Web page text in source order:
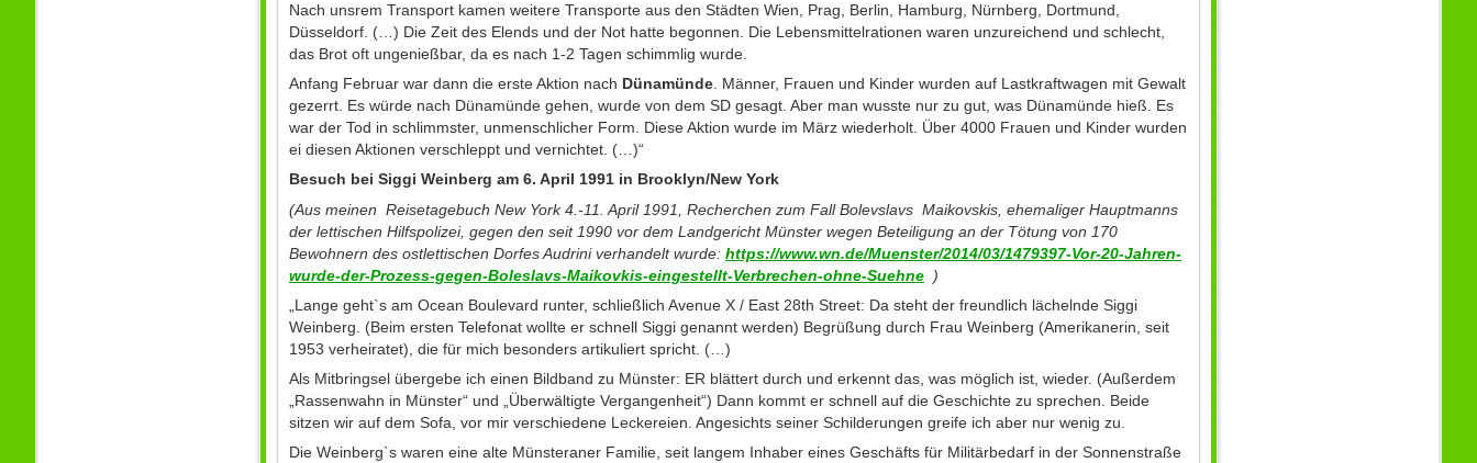
Nach unsrem Transport kamen weitere Transporte aus den Städten Wien, Prag, Berlin, Hamburg, Nürnberg, Dortmund,
Düsseldorf. (…) Die Zeit des Elends und der Not hatte begonnen. Die Lebensmittelrationen waren unzureichend und schlecht,
das Brot oft ungenießbar, da es nach 1-2 Tagen schimmlig wurde.
Anfang Februar war dann die erste Aktion nach Dünamünde. Männer, Frauen und Kinder wurden auf Lastkraftwagen mit Gewalt
gezerrt. Es würde nach Dünamünde gehen, wurde von dem SD gesagt. Aber man wusste nur zu gut, was Dünamünde hieß. Es
war der Tod in schlimmster, unmenschlicher Form. Diese Aktion wurde im März wiederholt. Über 4000 Frauen und Kinder wurden
ei diesen Aktionen verschleppt und vernichtet. (…)“
Besuch bei Siggi Weinberg am 6. April 1991 in Brooklyn/New York
(Aus meinen Reisetagebuch New York 4.-11. April 1991, Recherchen zum Fall Bolevslavs Maikovskis, ehemaliger Hauptmanns
der lettischen Hilfspolizei, gegen den seit 1990 vor dem Landgericht Münster wegen Beteiligung an der Tötung von 170
Bewohnern des ostlettischen Dorfes Audrini verhandelt wurde: https://www.wn.de/Muenster/2014/03/1479397-Vor-20-Jahren-
wurde-der-Prozess-gegen-Boleslavs-Maikovkis-eingestellt-Verbrechen-ohne-Suehne )
„Lange geht`s am Ocean Boulevard runter, schließlich Avenue X / East 28th Street: Da steht der freundlich lächelnde Siggi
Weinberg. (Beim ersten Telefonat wollte er schnell Siggi genannt werden) Begrüßung durch Frau Weinberg (Amerikanerin, seit
1953 verheiratet), die für mich besonders artikuliert spricht. (…)
Als Mitbringsel übergebe ich einen Bildband zu Münster: ER blättert durch und erkennt das, was möglich ist, wieder. (Außerdem
„Rassenwahn in Münster“ und „Überwältigte Vergangenheit“) Dann kommt er schnell auf die Geschichte zu sprechen. Beide
sitzen wir auf dem Sofa, vor mir verschiedene Leckereien. Angesichts seiner Schilderungen greife ich aber nur wenig zu.
Die Weinberg`s waren eine alte Münsteraner Familie, seit langem Inhaber eines Geschäfts für Militärbedarf in der Sonnenstraße